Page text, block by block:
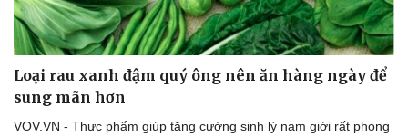
Loại rau xanh đậm quý ông nên ăn hàng ngày để
sung mãn hơn
VOV.VN - Thực phẩm giúp tăng cường sinh lý nam giới rất phong